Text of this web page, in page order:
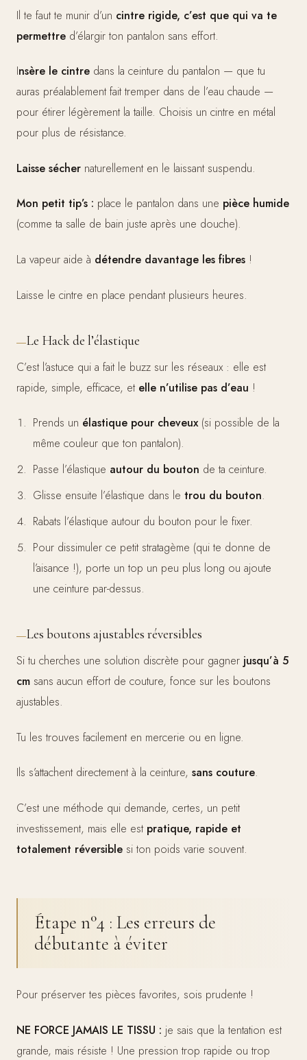
Il te faut te munir d’un cintre rigide, c’est que qui va te
permettre d’élargir ton pantalon sans effort.
Insère le cintre dans la ceinture du pantalon — que tu
auras préalablement fait tremper dans de l’eau chaude —
pour étirer légèrement la taille. Choisis un cintre en métal
pour plus de résistance.
Laisse sécher naturellement en le laissant suspendu.
Mon petit tip’s : place le pantalon dans une pièce humide
(comme ta salle de bain juste après une douche).
La vapeur aide à détendre davantage les fibres !
Laisse le cintre en place pendant plusieurs heures.
Le Hack de l’élastique
C’est l’astuce qui a fait le buzz sur les réseaux : elle est
rapide, simple, efficace, et elle n’utilise pas d’eau !
Prends un élastique pour cheveux(si possible de la
même couleur que ton pantalon).
Passe l’élastique autour du bouton de ta ceinture.
Glisse ensuite l’élastique dans le trou du bouton.
Rabats l’élastique autour du bouton pour le fixer.
Pour dissimuler ce petit stratagème (qui te donne de
l’aisance !), porte un top un peu plus long ou ajoute
une ceinture par-dessus.
Les boutons ajustables réversibles
Si tu cherches une solution discrète pour gagner jusqu’à 5
cm sans aucun effort de couture, fonce sur les boutons
ajustables.
Tu les trouves facilement en mercerie ou en ligne.
Ils s’attachent directement à la ceinture, sans couture.
C’est une méthode qui demande, certes, un petit
investissement, mais elle est pratique, rapide et
totalement réversible si ton poids varie souvent.
Étape n°4 : Les erreurs de
débutante à éviter
Pour préserver tes pièces favorites, sois prudente !
NE FORCE JAMAIS LE TISSU : je sais que la tentation est
grande, mais résiste ! Une pression trop rapide ou trop